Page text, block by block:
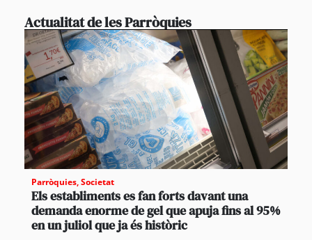
Actualitat de les Parròquies
Parròquies,Societat
Els establiments es fan forts davant una
demanda enorme de gel que apuja fins al 95%
en un juliol que ja és històric